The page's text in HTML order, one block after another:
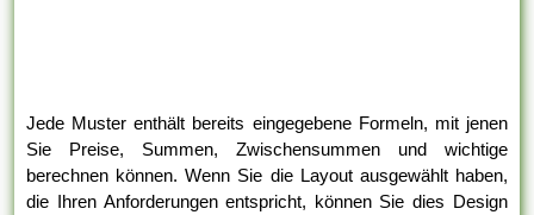
Jede Muster enthält bereits eingegebene Formeln, mit jenen
Sie Preise, Summen, Zwischensummen und wichtige
berechnen können. Wenn Sie die Layout ausgewählt haben,
die Ihren Anforderungen entspricht, können Sie dies Design